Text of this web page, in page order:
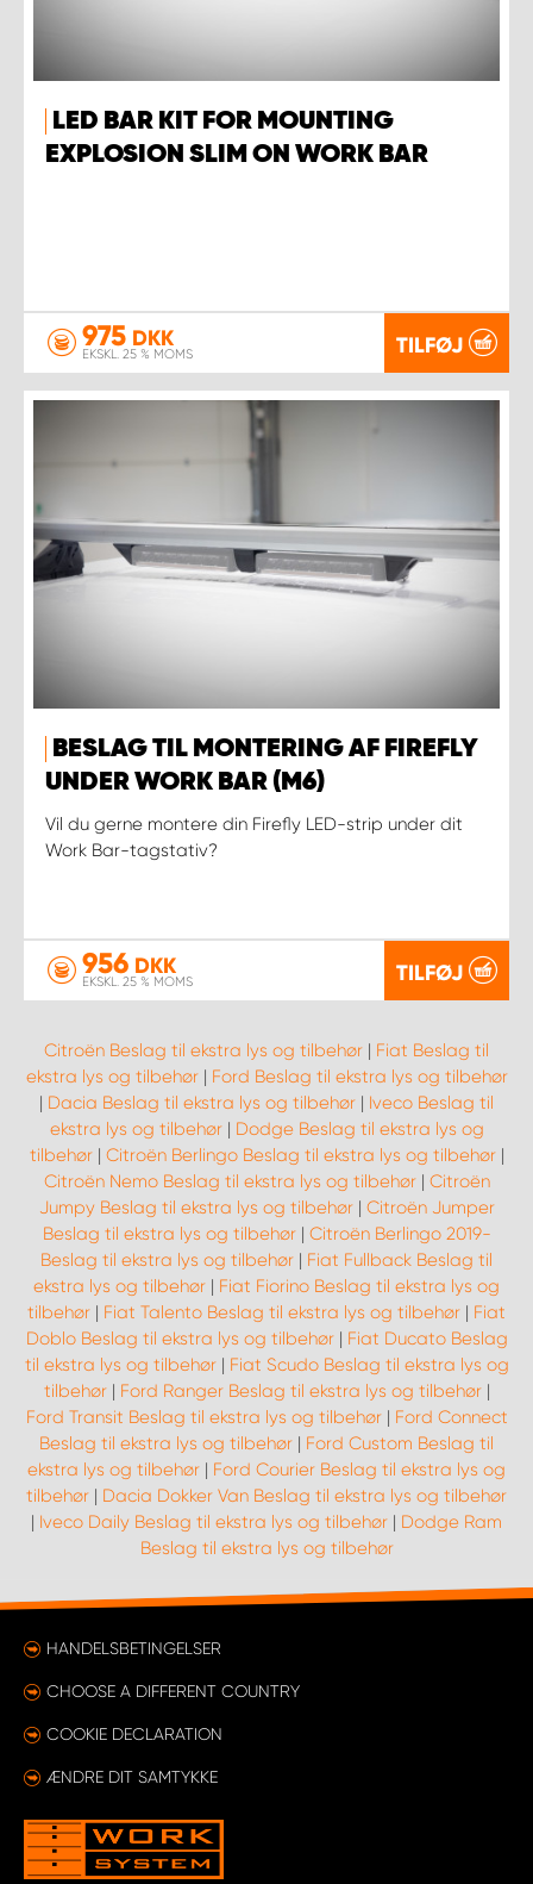
LED BAR KIT FOR MOUNTING
EXPLOSION SLIM ON WORK BAR
975 DKK
EKSKL. 25 % MOMS TILFØJ
BESLAG TIL MONTERING AF FIREFLY
UNDER WORK BAR (M6)
Vil du gerne montere din Firefly LED-strip under dit
Work Bar-tagstativ?
956 DKK
EKSKL. 25 % MOMS TILFØJ
Citroën Beslag til ekstra lys og tilbehør | Fiat Beslag til
ekstra lys og tilbehør| Ford Beslag til ekstra lys og tilbehør
| Dacia Beslag til ekstra lys og tilbehør | Iveco Beslag til
ekstra lys og tilbehør| Dodge Beslag til ekstra lys og
tilbehør| Citroën Berlingo Beslag til ekstra lys og tilbehør|
Citroën Nemo Beslag til ekstra lys og tilbehør| Citroën
Jumpy Beslag til ekstra lys og tilbehør| Citroën Jumper
Beslag til ekstra lys og tilbehør| Citroën Berlingo 2019-
Beslag til ekstra lys og tilbehør | Fiat Fullback Beslag til
ekstra lys og tilbehør | Fiat Fiorino Beslag til ekstra lys og
tilbehør | Fiat Talento Beslag til ekstra lys og tilbehør | Fiat
Doblo Beslag til ekstra lys og tilbehør| Fiat Ducato Beslag
til ekstra lys og tilbehør| Fiat Scudo Beslag til ekstra lys og
tilbehør| Ford Ranger Beslag til ekstra lys og tilbehør|
Ford Transit Beslag til ekstra lys og tilbehør| Ford Connect
Beslag til ekstra lys og tilbehør | Ford Custom Beslag til
ekstra lys og tilbehør | Ford Courier Beslag til ekstra lys og
tilbehør | Dacia Dokker Van Beslag til ekstra lys og tilbehør
| Iveco Daily Beslag til ekstra lys og tilbehør | Dodge Ram
Beslag til ekstra lys og tilbehør
HANDELSBETINGELSER
CHOOSE A DIFFERENT COUNTRY
COOKIE DECLARATION
ÆNDRE DIT SAMTYKKE